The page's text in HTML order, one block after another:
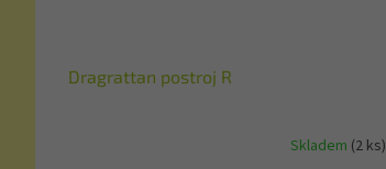
Dragrattan postroj R
Skladem (2 ks)